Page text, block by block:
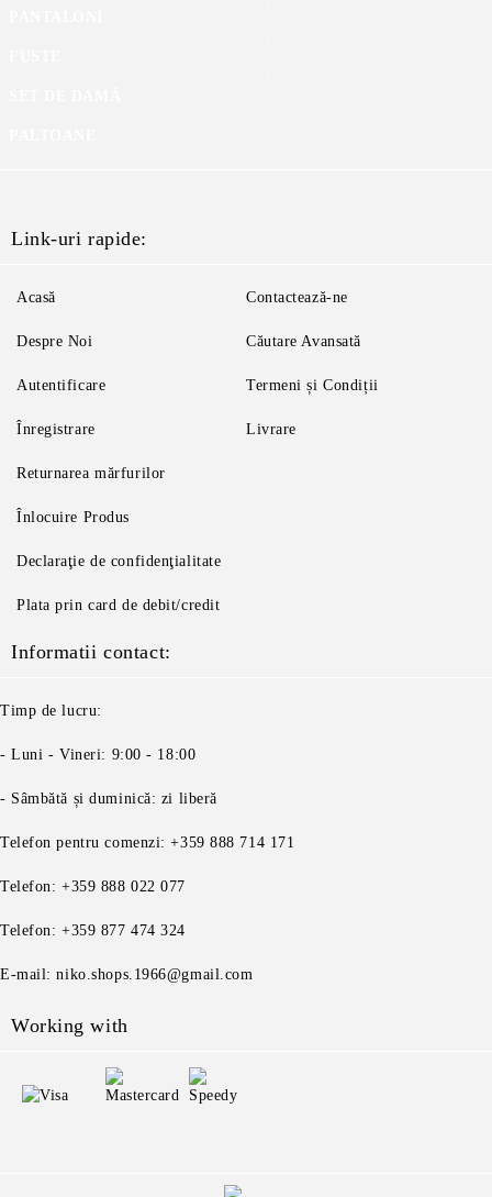
Link-uri rapide:
Acasă
Despre Noi
Autentificare
Înregistrare
Contactează-ne
Căutare Avansată
Termeni și Condiții
Livrare
Returnarea mărfurilor
Înlocuire Produs
Declaraţie de confidenţialitate
Plata prin card de debit/credit
Informatii contact:
Timp de lucru:
- Luni - Vineri: 9:00 - 18:00
- Sâmbătă și duminică: zi liberă
Telefon pentru comenzi: +359 888 714 171
Telefon: +359 888 022 077
Telefon: +359 877 474 324
E-mail: niko.shops.1966@gmail.com
Working with